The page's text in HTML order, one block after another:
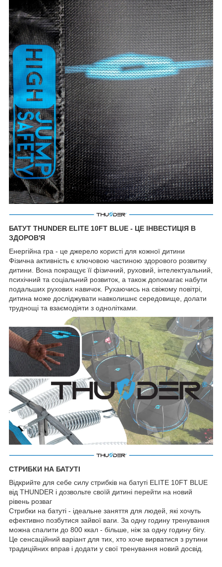
БАТУТ THUNDER ELITE 10FT BLUE - ЦЕ ІНВЕСТИЦІЯ В
ЗДОРОВ'Я
Енергійна гра - це джерело користі для кожної дитини
Фізична активність є ключовою частиною здорового розвитку
дитини. Вона покращує її фізичний, руховий, інтелектуальний,
психічний та соціальний розвиток, а також допомагає набути
подальших рухових навичок. Рухаючись на свіжому повітрі,
дитина може досліджувати навколишнє середовище, долати
труднощі та взаємодіяти з однолітками.
СТРИБКИ НА БАТУТІ
Відкрийте для себе силу стрибків на батуті ELITE 10FT BLUE
від THUNDER і дозвольте своїй дитині перейти на новий
рівень розваг
Стрибки на батуті - ідеальне заняття для людей, які хочуть
ефективно позбутися зайвої ваги. За одну годину тренування
можна спалити до 800 ккал - більше, ніж за одну годину бігу.
Це сенсаційний варіант для тих, хто хоче вирватися з рутини
традиційних вправ і додати у свої тренування новий досвід.